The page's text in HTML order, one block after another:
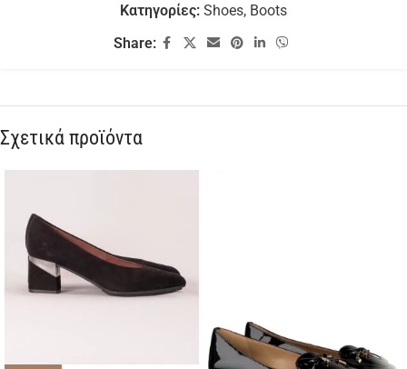
Κατηγορίες: Shoes, Boots
Share:
Σχετικά προϊόντα